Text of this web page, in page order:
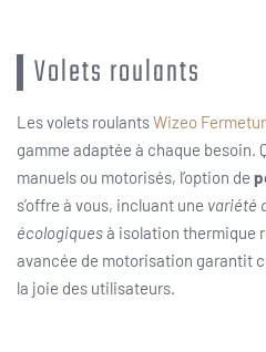
Volets roulants
Les volets roulantsWizeo
gamme adaptée à chaque besoin.
manuels ou motorisés, l’option de
s’offre à vous, incluant une variété
écologiquesà isolation thermique
avancée de motorisation garantit
la joie des utilisateurs.